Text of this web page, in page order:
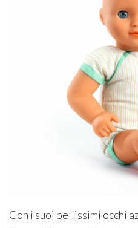
Con i suoi bellissimi occhi